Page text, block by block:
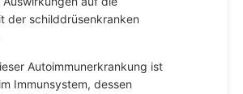
der schilddrüsenkranken
Autoimmunerkrankung ist
Immunsystem, dessen